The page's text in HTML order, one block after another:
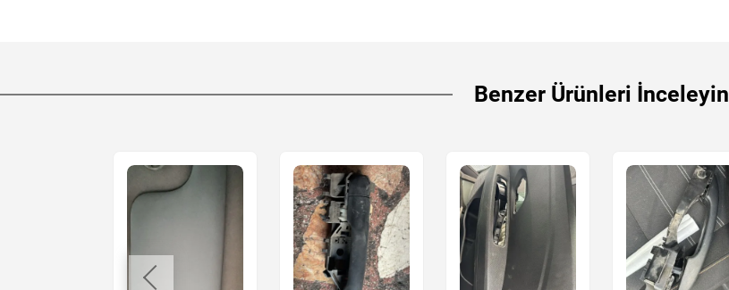
Benzer Ürünleri İnceleyin